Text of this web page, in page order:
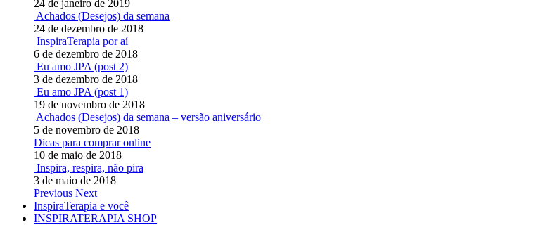
24 de janeiro de 2019
Achados (Desejos) da semana
24 de dezembro de 2018
InspiraTerapia por aí
6 de dezembro de 2018
Eu amo JPA (post 2)
3 de dezembro de 2018
Eu amo JPA (post 1)
19 de novembro de 2018
Achados (Desejos) da semana – versão aniversário
5 de novembro de 2018
Dicas para comprar online
10 de maio de 2018
Inspira, respira, não pira
3 de maio de 2018
Previous Next
InspiraTerapia e você
INSPIRATERAPIA SHOP